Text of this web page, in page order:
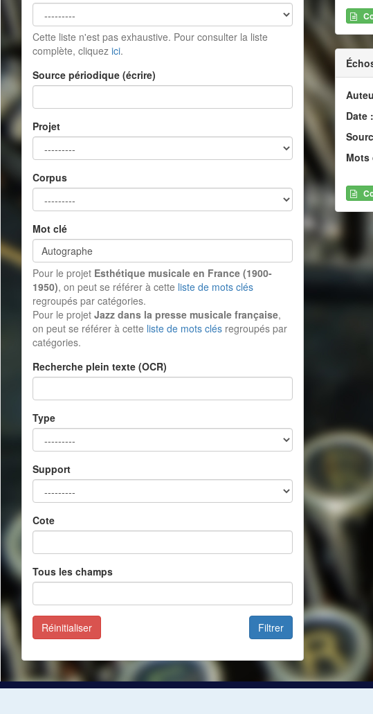
Cette liste n'est pas exhaustive. Pour consulter la liste
complète, cliquez ici.
Source périodique (écrire)
Projet
Corpus
Mot clé
Pour le projet Esthétique musicale en France (1900-
1950), on peut se référer à cette liste de mots clés
regroupés par catégories.
Pour le projet Jazz dans la presse musicale française,
on peut se référer à cette liste de mots clés regroupés par
catégories.
Recherche plein texte (OCR)
Type
Support
Cote
Tous les champs
Filtrer
Réinitialiser
Date :
Mots